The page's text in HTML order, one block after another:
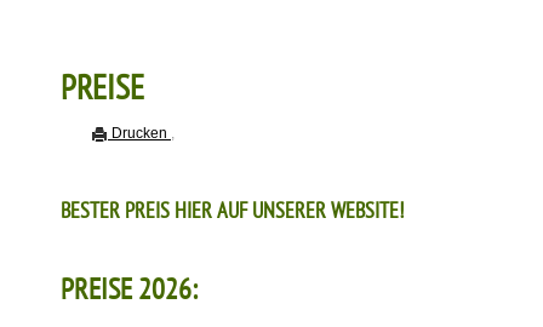
PREISE
Drucken
BESTER PREIS HIER AUF UNSERER WEBSITE!
PREISE 2026: